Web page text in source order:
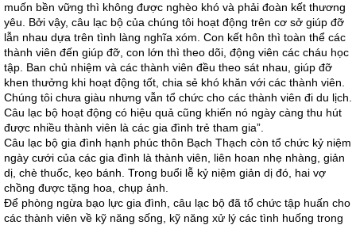
muốn bền vững thì không được nghèo khó và phải đoàn kết thương
yêu. Bởi vậy, câu lạc bộ của chúng tôi hoạt động trên cơ sở giúp đỡ
lẫn nhau dựa trên tình làng nghĩa xóm. Con kết hôn thì toàn thể các
thành viên đến giúp đỡ, con lớn thì theo dõi, động viên các cháu học
tập. Ban chủ nhiệm và các thành viên đều theo sát nhau, giúp đỡ
khen thưởng khi hoạt động tốt, chia sẻ khó khăn với các thành viên.
Chúng tôi chưa giàu nhưng vẫn tổ chức cho các thành viên đi du lịch.
Câu lạc bộ hoạt động có hiệu quả cũng khiến nó ngày càng thu hút
được nhiều thành viên là các gia đình trẻ tham gia”.
Câu lạc bộ gia đình hạnh phúc thôn Bạch Thạch còn tổ chức kỷ niệm
ngày cưới của các gia đình là thành viên, liên hoan nhẹ nhàng, giản
dị, chè thuốc, kẹo bánh. Trong buổi lễ kỷ niệm giản dị đó, hai vợ
chồng được tặng hoa, chụp ảnh.
Để phòng ngừa bạo lực gia đình, câu lạc bộ đã tổ chức tập huấn cho
các thành viên về kỹ năng sống, kỹ năng xử lý các tình huống trong